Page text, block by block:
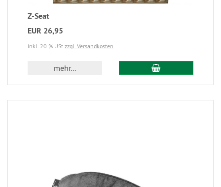
Z-Seat
EUR 26,95
inkl. 20 % USt zzgl. Versandkosten
mehr...